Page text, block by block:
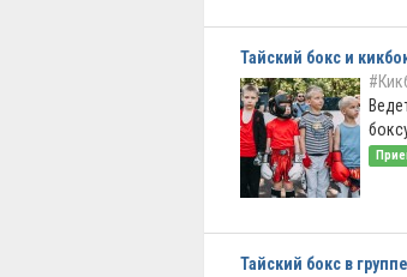
Тайский бокс и
Тайский бокс в группе